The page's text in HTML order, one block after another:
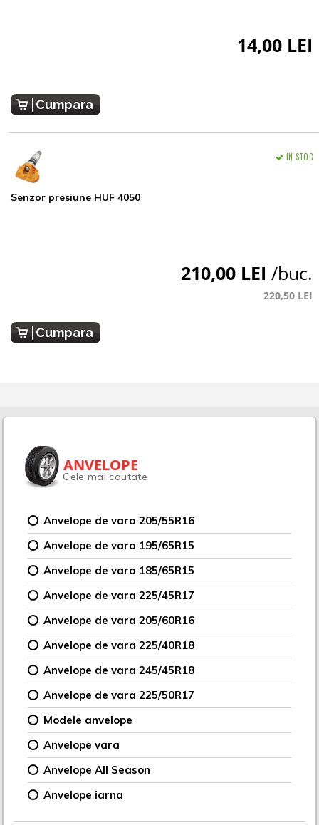
14,00 LEI
Cumpara
Senzor presiune HUF 4050
IN STOC
210,00 LEI /buc.
220,50 LEI
Cumpara
ANVELOPE
Cele mai cautate
Anvelope de vara 205/55R16
Anvelope de vara 195/65R15
Anvelope de vara 185/65R15
Anvelope de vara 225/45R17
Anvelope de vara 205/60R16
Anvelope de vara 225/40R18
Anvelope de vara 245/45R18
Anvelope de vara 225/50R17
Modele anvelope
Anvelope vara
Anvelope All Season
Anvelope iarna